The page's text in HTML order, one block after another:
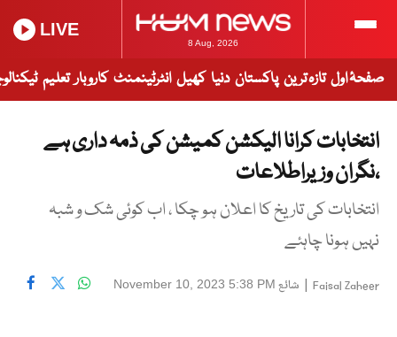
8 Aug, 2026
LIVE
صفحۂ اول تازہ ترین پاکستان دنیا کھیل انٹرٹینمنٹ کاروبار تعلیم
انتخابات کرانا الیکشن کمیشن کی ذمہ داری ہے
،نگران وزیراطلاعات
انتخابات کی تاریخ کا اعلان ہو چکا ، اب کوئی شک و شبہ
نہیں ہونا چاہئے
Faisal Zaheer
| شائع November 10, 2023 5:38 PM